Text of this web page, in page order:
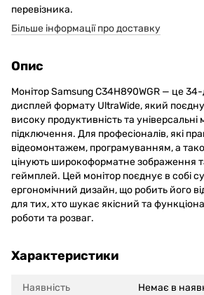
перевізника.
Більше інформації про доставку
Опис
Монітор Samsung C34H890WGR — це
дисплей формату UltraWide, який
високу продуктивність та універсальні
підключення. Для професіоналів, які
відеомонтажем, програмуванням, а
цінують широкоформатне зображення
геймплей. Цей монітор поєднує в собі
ергономічний дизайн, що робить його
для тих, хто шукає якісний та
роботи та розваг.
Характеристики
Наявність Немає в